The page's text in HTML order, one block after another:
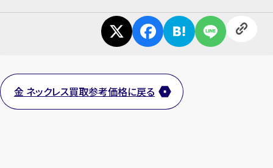
金 ネックレス買取参考価格に戻る